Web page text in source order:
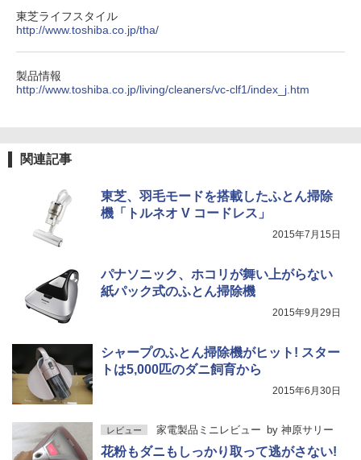
東芝ライフスタイル
http://www.toshiba.co.jp/tha/
製品情報
http://www.toshiba.co.jp/living/cleaners/vc-clf1/index_j.htm
関連記事
東芝、羽毛モードを搭載したふとん掃除
機「トルネオ V コードレス」
2015年7月15日
パナソニック、ホコリが舞い上がらない
紙パック式のふとん掃除機
2015年9月29日
シャープのふとん掃除機がヒット! スター
トは5,000匹のダニ飼育から
2015年6月30日
レビュー 家電製品ミニレビュー by 神原サリー
花粉もダニもしっかり取って逃がさない!